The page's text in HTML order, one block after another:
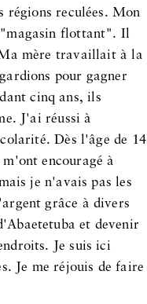
régions reculées. Mon
"magasin flottant". Il
mère travaillait à la
pour gagner
cinq ans, ils
J'ai réussi à
Dès l'âge de 14
encouragé à
je n'avais pas les
grâce à divers
et devenir
Je suis ici
Je me réjouis de faire